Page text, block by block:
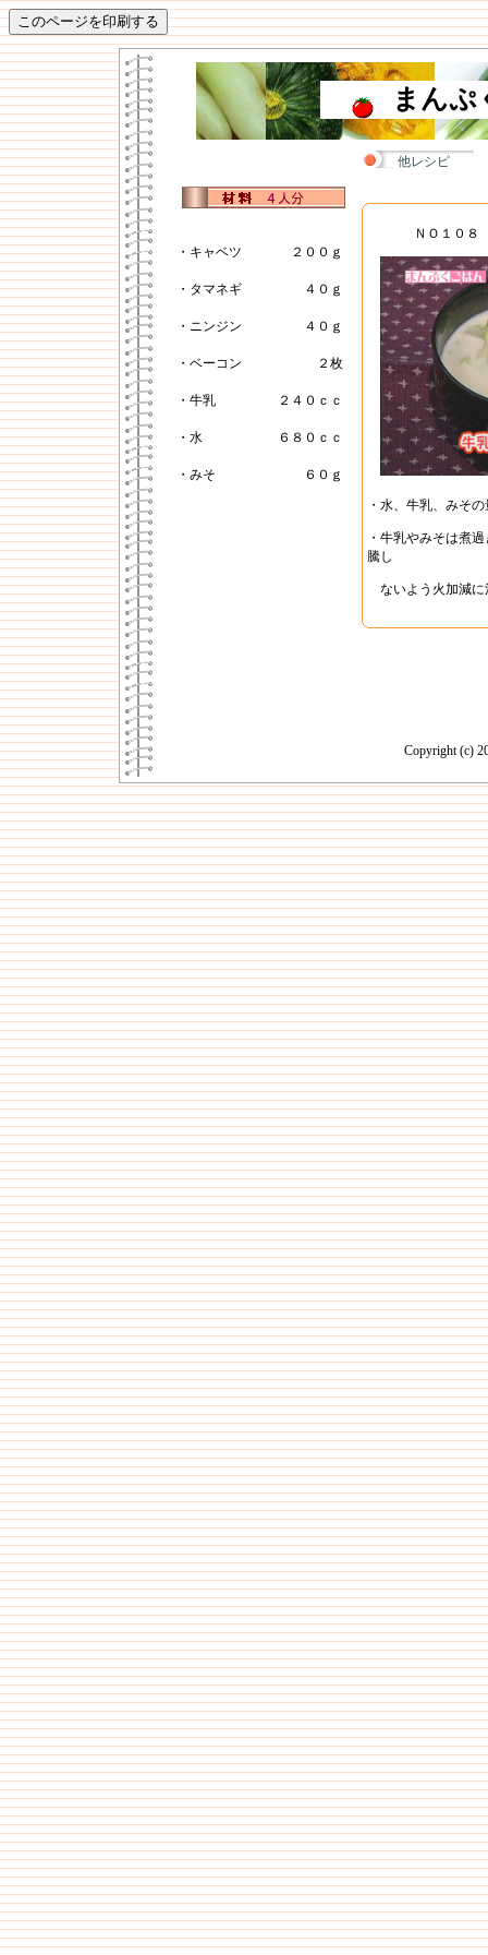
まん
他レシピ
・キャベツ ２００ｇ
・タマネギ ４０ｇ
・ニンジン ４０ｇ
・ベーコン ２枚
・牛乳 ２４０ｃｃ
・水 ６８０ｃｃ
・みそ ６０ｇ
ＮＯ１０８
・水、牛乳、みそ
・牛乳やみそは煮
騰し
ないよう火加減に
Copyright (c)